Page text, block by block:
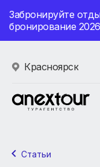
Забронируйте
бронирование 2026
Красноярск
Статьи